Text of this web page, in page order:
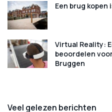
Een brug kopen
Virtual Reality:
beoordelen
Bruggen
Veel gelezen berichten